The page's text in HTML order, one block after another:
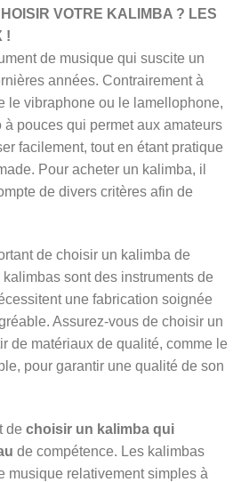
VOTRE KALIMBA ? LES
!
de musique qui suscite un
années. Contrairement à
le vibraphone ou le lamellophone,
à pouces qui permet aux amateurs
facilement, tout en étant pratique
Pour acheter un kalimba, il
de divers critères afin de
de choisir un kalimba de
sont des instruments de
une fabrication soignée
Assurez-vous de choisir un
de matériaux de qualité, comme le
pour garantir une qualité de son
de choisir un kalimba qui
de compétence. Les kalimbas
musique relativement simples à